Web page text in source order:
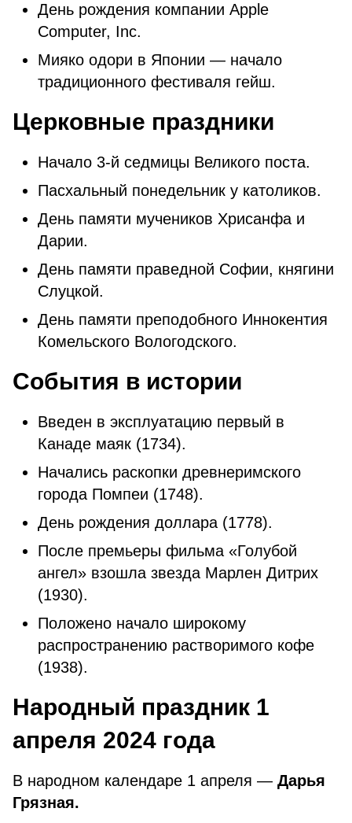
День рождения компании Apple
Computer, Inc.
Мияко одори в Японии — начало
традиционного фестиваля гейш.
Церковные праздники
Начало 3-й седмицы Великого поста.
Пасхальный понедельник у католиков.
День памяти мучеников Хрисанфа и
Дарии.
День памяти праведной Софии, княгини
Слуцкой.
День памяти преподобного Иннокентия
Комельского Вологодского.
События в истории
Введен в эксплуатацию первый в
Канаде маяк (1734).
Начались раскопки древнеримского
города Помпеи (1748).
День рождения доллара (1778).
После премьеры фильма «Голубой
ангел» взошла звезда Марлен Дитрих
(1930).
Положено начало широкому
распространению растворимого кофе
(1938).
Народный праздник 1
апреля 2024 года
В народном календаре 1 апреля — Дарья
Грязная.